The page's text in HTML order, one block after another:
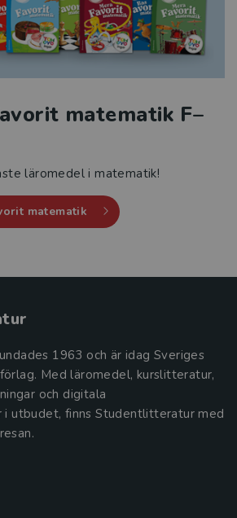
matematik F–
läromedel i matematik!
matematik
1963 och är idag Sveriges
Med läromedel, kurslitteratur,
och digitala
i utbudet, finns Studentlitteratur med